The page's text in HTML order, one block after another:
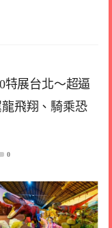
特展台北～超逼
飛翔、騎乘恐
0